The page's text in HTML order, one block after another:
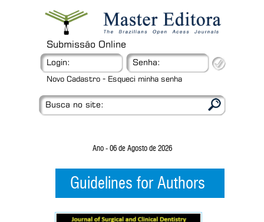
Submissão Online
Login: Senha:
Novo Cadastro - Esqueci minha senha
Busca no site:
Ano - 06 de Agosto de 2026
Guidelines for Authors